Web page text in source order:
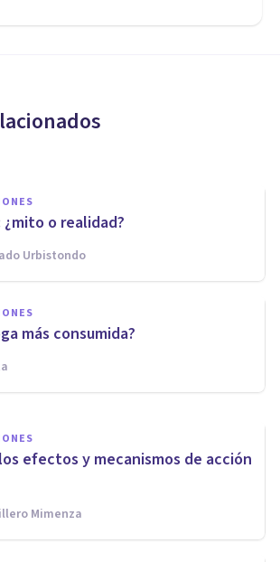
cocaína:
o realidad?
Urbistondo
más consumida?
tan fácil caer en la
las apuestas online?
efectos y mecanismos de acción
Mimenza